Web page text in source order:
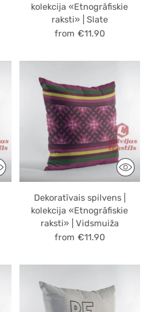
kolekcija «Etnogrāfiskie
raksti» | Slate
from €11.90
Dekoratīvais spilvens |
kolekcija «Etnogrāfiskie
raksti» | Vidsmuiža
from €11.90